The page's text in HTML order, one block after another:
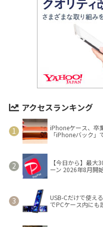
アクセスランキング
iPhoneケース、卒
「iPhoneバック」
【今日から】最
ーン 2026年8月開
USB-Cだけで使え
でPCケース内にも